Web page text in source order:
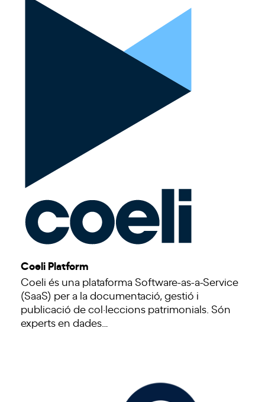
Coeli Platform
Coeli és una plataforma Software-as-a-Service
(SaaS) per a la documentació, gestió i
publicació de col·leccions patrimonials. Són
experts en dades…